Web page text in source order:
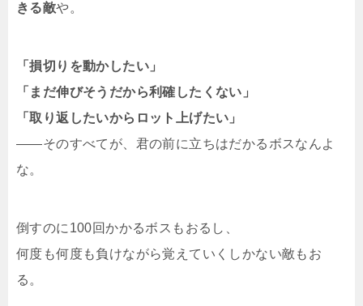
きる敵や。
「損切りを動かしたい」
「まだ伸びそうだから利確したくない」
「取り返したいからロット上げたい」
——そのすべてが、君の前に立ちはだかるボスなんよ
な。
倒すのに100回かかるボスもおるし、
何度も何度も負けながら覚えていくしかない敵もお
る。